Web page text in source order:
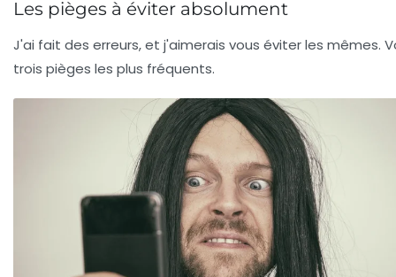
Les pièges à éviter absolument
J'ai fait des erreurs, et j'aimerais vous éviter les mêmes.
trois pièges les plus fréquents.